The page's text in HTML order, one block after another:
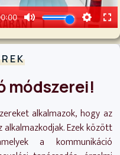
módszerei!
alkalmazok, hogy az
Ezek között
a kommunikáció